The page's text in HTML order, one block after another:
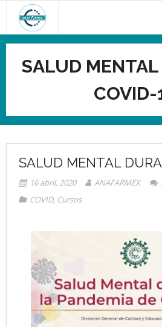
SALUD
COVID-
SALUD MENTAL
16 abril, 2020 ANAFARMEX
COVID, Cursos